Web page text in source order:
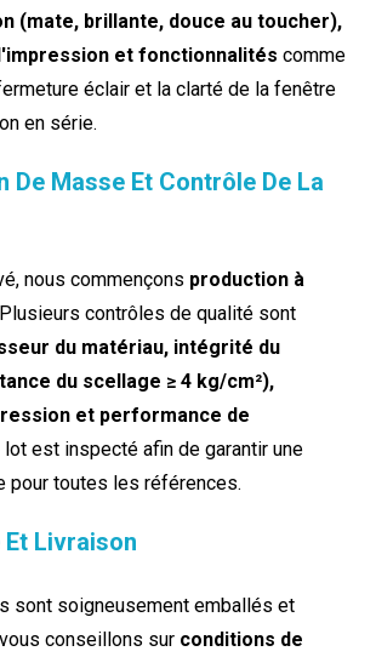
(mate, brillante, douce au toucher),
et fonctionnalités comme
éclair et la clarté de la fenêtre
en série.
De Masse Et Contrôle De La
nous commençons production à
Plusieurs contrôles de qualité sont
du matériau, intégrité du
du scellage ≥ 4 kg/cm²),
et performance de
lot est inspecté afin de garantir une
pour toutes les références.
Et Livraison
sont soigneusement emballés et
conseillons sur conditions de